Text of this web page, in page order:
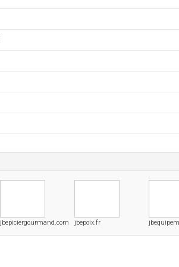
jbepiciergourmand.com jbepoix.fr